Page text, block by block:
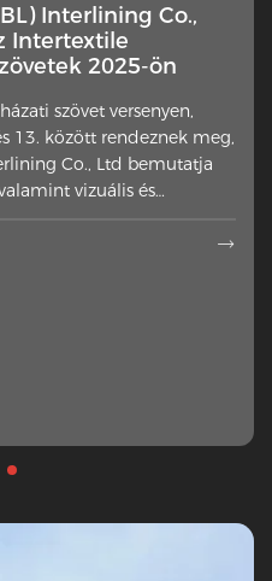
ez a rejtett
kommentátorok
amit a külső anyagok rossz
Interlining Co.,
Intertextile
2025-ön
szövet versenyen,
13. között rendeznek meg,
Co., Ltd bemutatja
vizuális és
